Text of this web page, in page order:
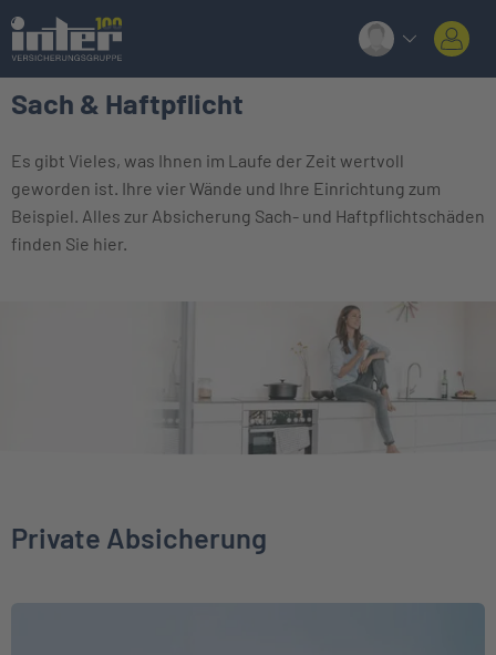
Sach & Haftpflicht
Es gibt Vieles, was Ihnen im Laufe der Zeit wertvoll
geworden ist. Ihre vier Wände und Ihre Einrichtung zum
Beispiel. Alles zur Absicherung Sach- und Haftpflichtschäden
finden Sie hier.
Private Absicherung